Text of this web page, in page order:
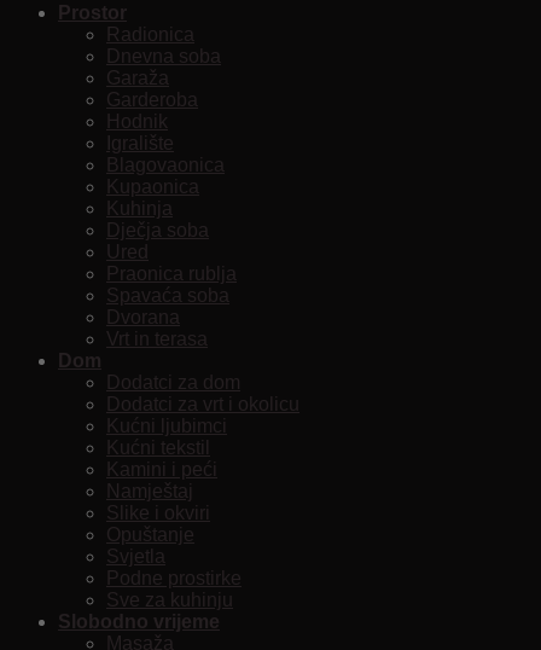
Prostor
Radionica
Dnevna soba
Garaža
Garderoba
Hodnik
Igralište
Blagovaonica
Kupaonica
Kuhinja
Dječja soba
Ured
Praonica rublja
Spavaća soba
Dvorana
Vrt in terasa
Dom
Dodatci za dom
Dodatci za vrt i okolicu
Kućni ljubimci
Kućni tekstil
Kamini i peći
Namještaj
Slike i okviri
Opuštanje
Svjetla
Podne prostirke
Sve za kuhinju
Slobodno vrijeme
Masaža